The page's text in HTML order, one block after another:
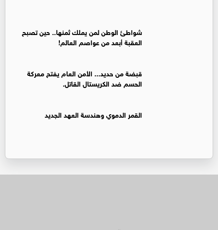
شواطئ الوطن لمن يملك ثمنها.. حين تصبح
العقبة أبعد من عواصم العالم!
قبضة من حديد... الأمن العام يفتح معركة
الحسم ضد الكريستال القاتل.
القمر الدموي وهندسة العهد الجديد